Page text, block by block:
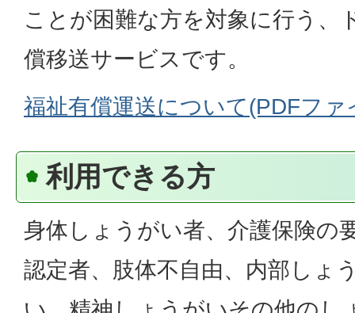
ことが困難な方を対象に行う、
償移送サービスです。
福祉有償運送について(PDFフ
利用できる方
身体しょうがい者、介護保険の
認定者、肢体不自由、内部しょ